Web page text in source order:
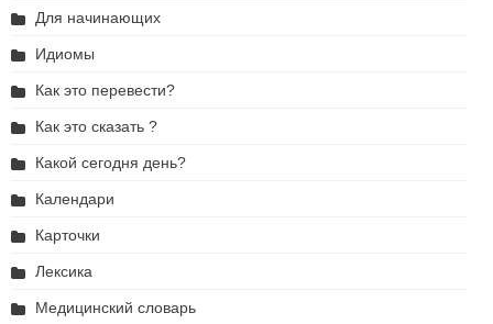
Для начинающих
Идиомы
Как это перевести?
Как это сказать ?
Какой сегодня день?
Календари
Карточки
Лексика
Медицинский словарь